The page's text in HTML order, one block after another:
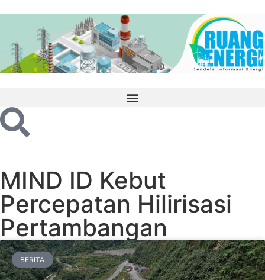
MIND ID Kebut
Percepatan Hilirisasi
Pertambangan
BERITA